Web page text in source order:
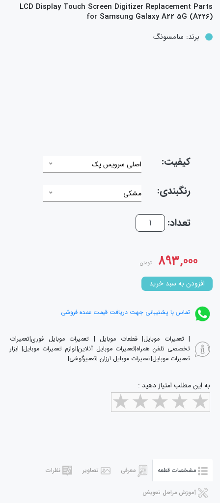
LCD Display Touch Screen Digitizer Replacement Parts
for Samsung Galaxy A22 5G (A226)
برند: سامسونگ
کیفیت: اصلی سرویس پک
رنگبندی: مشکی
تعداد:
893,000 تومان
افزودن به سبد خرید
تماس با پشتیبانی جهت دریافت قیمت عمده فروشی
| تعمیرات موبایل| قطعات موبایل | تعمیرات موبایل فوری|تعمیرات
تخصصی تلفن همراه|تعمیرات موبایل آنلاین|لوازم تعمیرات موبایل| ابزار
تعمیرات موبایل|تعمیرات موبایل ارزان |تعمیرگوشی|
به این مطلب امتیاز دهید :
مشخصات قطعه معرفی تصاویر نظرات
آموزش مراحل تعویض